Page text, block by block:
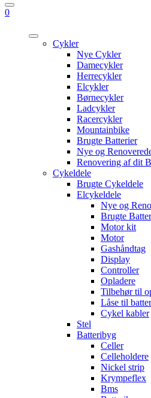
0
Cykler
Nye Cykler
Damecykler
Herrecykler
Elcykler
Børnecykler
Ladcykler
Racercykler
Mountainbike
Brugte Batterier
Nye og
Renovering af dit
Cykeldele
Brugte Cykeldele
Elcykeldele
Nye og
Brugte
Motor kit
Motor
Gashåndtag
Display
Controller
Opladere
Tilbehør til
Låse til
Cykel kabler
Stel
Batteribyg
Celler
Celleholdere
Nickel strip
Krympeflex
Bms